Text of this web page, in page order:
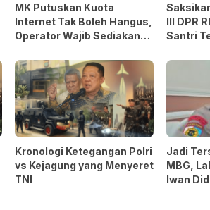
MK Putuskan Kuota
Internet Tak Boleh Hangus,
Operator Wajib Sediakan
III DPR
Santri
Kronologi Ketegangan Polri
vs Kejagung yang Menyeret
TNI
Jadi
MBG,
Iwan